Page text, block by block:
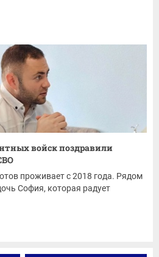
войск поздравили
проживает с 2018 года. Рядом
София, которая радует